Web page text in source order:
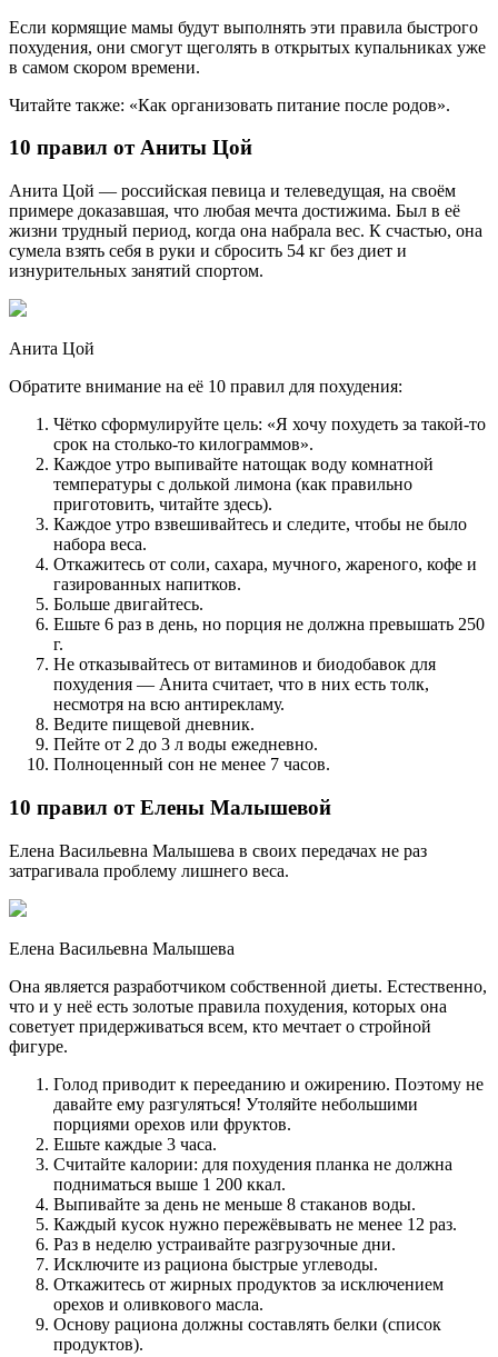
Если кормящие мамы будут выполнять эти правила быстрого
похудения, они смогут щеголять в открытых купальниках уже
в самом скором времени.
Читайте также: «Как организовать питание после родов».
10 правил от Аниты Цой
Анита Цой — российская певица и телеведущая, на своём
примере доказавшая, что любая мечта достижима. Был в её
жизни трудный период, когда она набрала вес. К счастью, она
сумела взять себя в руки и сбросить 54 кг без диет и
изнурительных занятий спортом.
Анита Цой
Обратите внимание на её 10 правил для похудения:
Чётко сформулируйте цель: «Я хочу похудеть за такой-то
срок на столько-то килограммов».
Каждое утро выпивайте натощак воду комнатной
температуры с долькой лимона (как правильно
приготовить, читайте здесь).
Каждое утро взвешивайтесь и следите, чтобы не было
набора веса.
Откажитесь от соли, сахара, мучного, жареного, кофе и
газированных напитков.
Больше двигайтесь.
Ешьте 6 раз в день, но порция не должна превышать 250
г.
Не отказывайтесь от витаминов и биодобавок для
похудения — Анита считает, что в них есть толк,
несмотря на всю антирекламу.
Ведите пищевой дневник.
Пейте от 2 до 3 л воды ежедневно.
Полноценный сон не менее 7 часов.
10 правил от Елены Малышевой
Елена Васильевна Малышева в своих передачах не раз
затрагивала проблему лишнего веса.
Елена Васильевна Малышева
Она является разработчиком собственной диеты. Естественно,
что и у неё есть золотые правила похудения, которых она
советует придерживаться всем, кто мечтает о стройной
фигуре.
Голод приводит к перееданию и ожирению. Поэтому не
давайте ему разгуляться! Утоляйте небольшими
порциями орехов или фруктов.
Ешьте каждые 3 часа.
Считайте калории: для похудения планка не должна
подниматься выше 1 200 ккал.
Выпивайте за день не меньше 8 стаканов воды.
Каждый кусок нужно пережёвывать не менее 12 раз.
Раз в неделю устраивайте разгрузочные дни.
Исключите из рациона быстрые углеводы.
Откажитесь от жирных продуктов за исключением
орехов и оливкового масла.
Основу рациона должны составлять белки (список
продуктов).